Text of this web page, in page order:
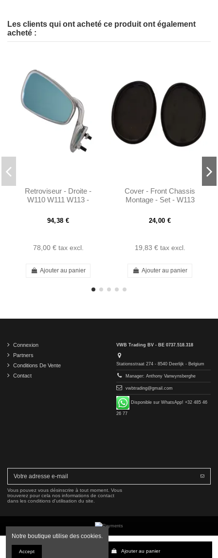
Ajouter au panier
Les clients qui ont acheté ce produit ont également
acheté :
Retroviseur - Droite -
W110 W111 W113 -
94,38 €
78,00 € tax excl.
Ajouter au panier
Cover - Front Chassis
Montage - Set - W113
24,00 €
19,83 € tax excl.
Ajouter au panier
Connexion
Partners
Conditions De Vente
Contact
VWB Trading BV - BE 0737.518.318
Stationsstraat 274 - 8540 Deerlijk - Belgium
Manager: Anthony Vanwynsberghe
vwbtrading@gmail.com
Disponible sur WhatsApp! +32 485 46
26 77
Vous pouvez vous désinscrire à tout moment. Vous
trouverez pour cela nos informations de contact
dans les conditions d'utilisation du site.
Copyright © 2016-2026 VWB Trading BV. All rights reserved.
La société VWB Trading n'est pas affiliée à Mercedes-Benz Group AG, ni autorisée ou approuvée
Notre boutique utilise des cookies.
Accept